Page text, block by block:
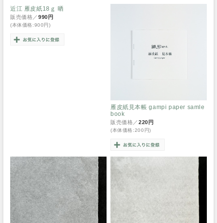
近江 雁皮紙18ｇ 晒
販売価格／990円
(本体価格:900円)
雁皮紙見本帳 gampi paper samle
book
販売価格／220円
(本体価格:200円)